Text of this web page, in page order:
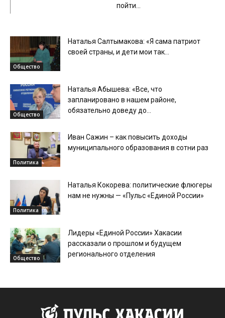
пойти...
Общество
Наталья Салтымакова: «Я сама патриот
своей страны, и дети мои так...
Общество
Наталья Абышева: «Все, что
запланировано в нашем районе,
обязательно доведу до...
Политика
Иван Сажин – как повысить доходы
муниципального образования в сотни раз
Политика
Наталья Кокорева: политические флюгеры
нам не нужны — «Пульс «Единой России»
Общество
Лидеры «Единой России» Хакасии
рассказали о прошлом и будущем
регионального отделения